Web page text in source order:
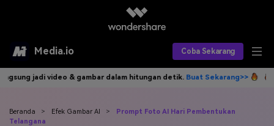
Media.io Coba Sekarang
Alat AI
AI Video
Produk AI
dalam hitungan detik.Buat Sekarang>> Tulis idemu, AI
Beranda > Efek Gambar AI >
Prompt Foto AI Hari Pembentukan
Telangana